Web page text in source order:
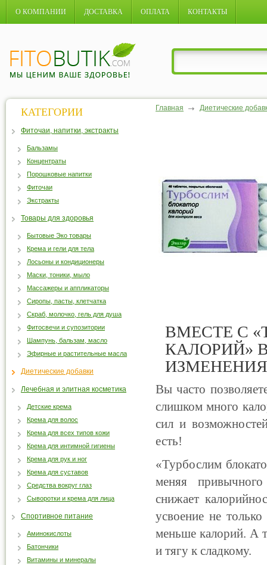
О КОМПАНИИ ДОСТАВКА ОПЛАТА КОНТАКТЫ
Главная Диетические
ВМЕСТЕ С
КАЛОРИЙ»
Вы часто
слишком много
сил и
есть!
«Турбослим
меняя
снижает
усвоение не
меньше калорий. А
и тягу к сладкому.
КАТЕГОРИИ
Фиточаи, напитки, экстракты
Бальзамы
Концентраты
Порошковые напитки
Фиточаи
Экстракты
Товары для здоровья
Бытовые Эко товары
Крема и гели для тела
Лосьоны и кондиционеры
Маски, тоники, мыло
Массажеры и аппликаторы
Сиропы, пасты, клетчатка
Скраб, молочко, гель для душа
Фитосвечи и супозитории
Шампунь, бальзам, масло
Эфирные и растительные масла
Диетические добавки
Лечебная и элитная косметика
Детские крема
Крема для волос
Крема для всех типов кожи
Крема для интимной гигиены
Крема для рук и ног
Крема для суставов
Средства вокруг глаз
Сыворотки и крема для лица
Спортивное питание
Аминокислоты
Батончики
Витамины и минералы